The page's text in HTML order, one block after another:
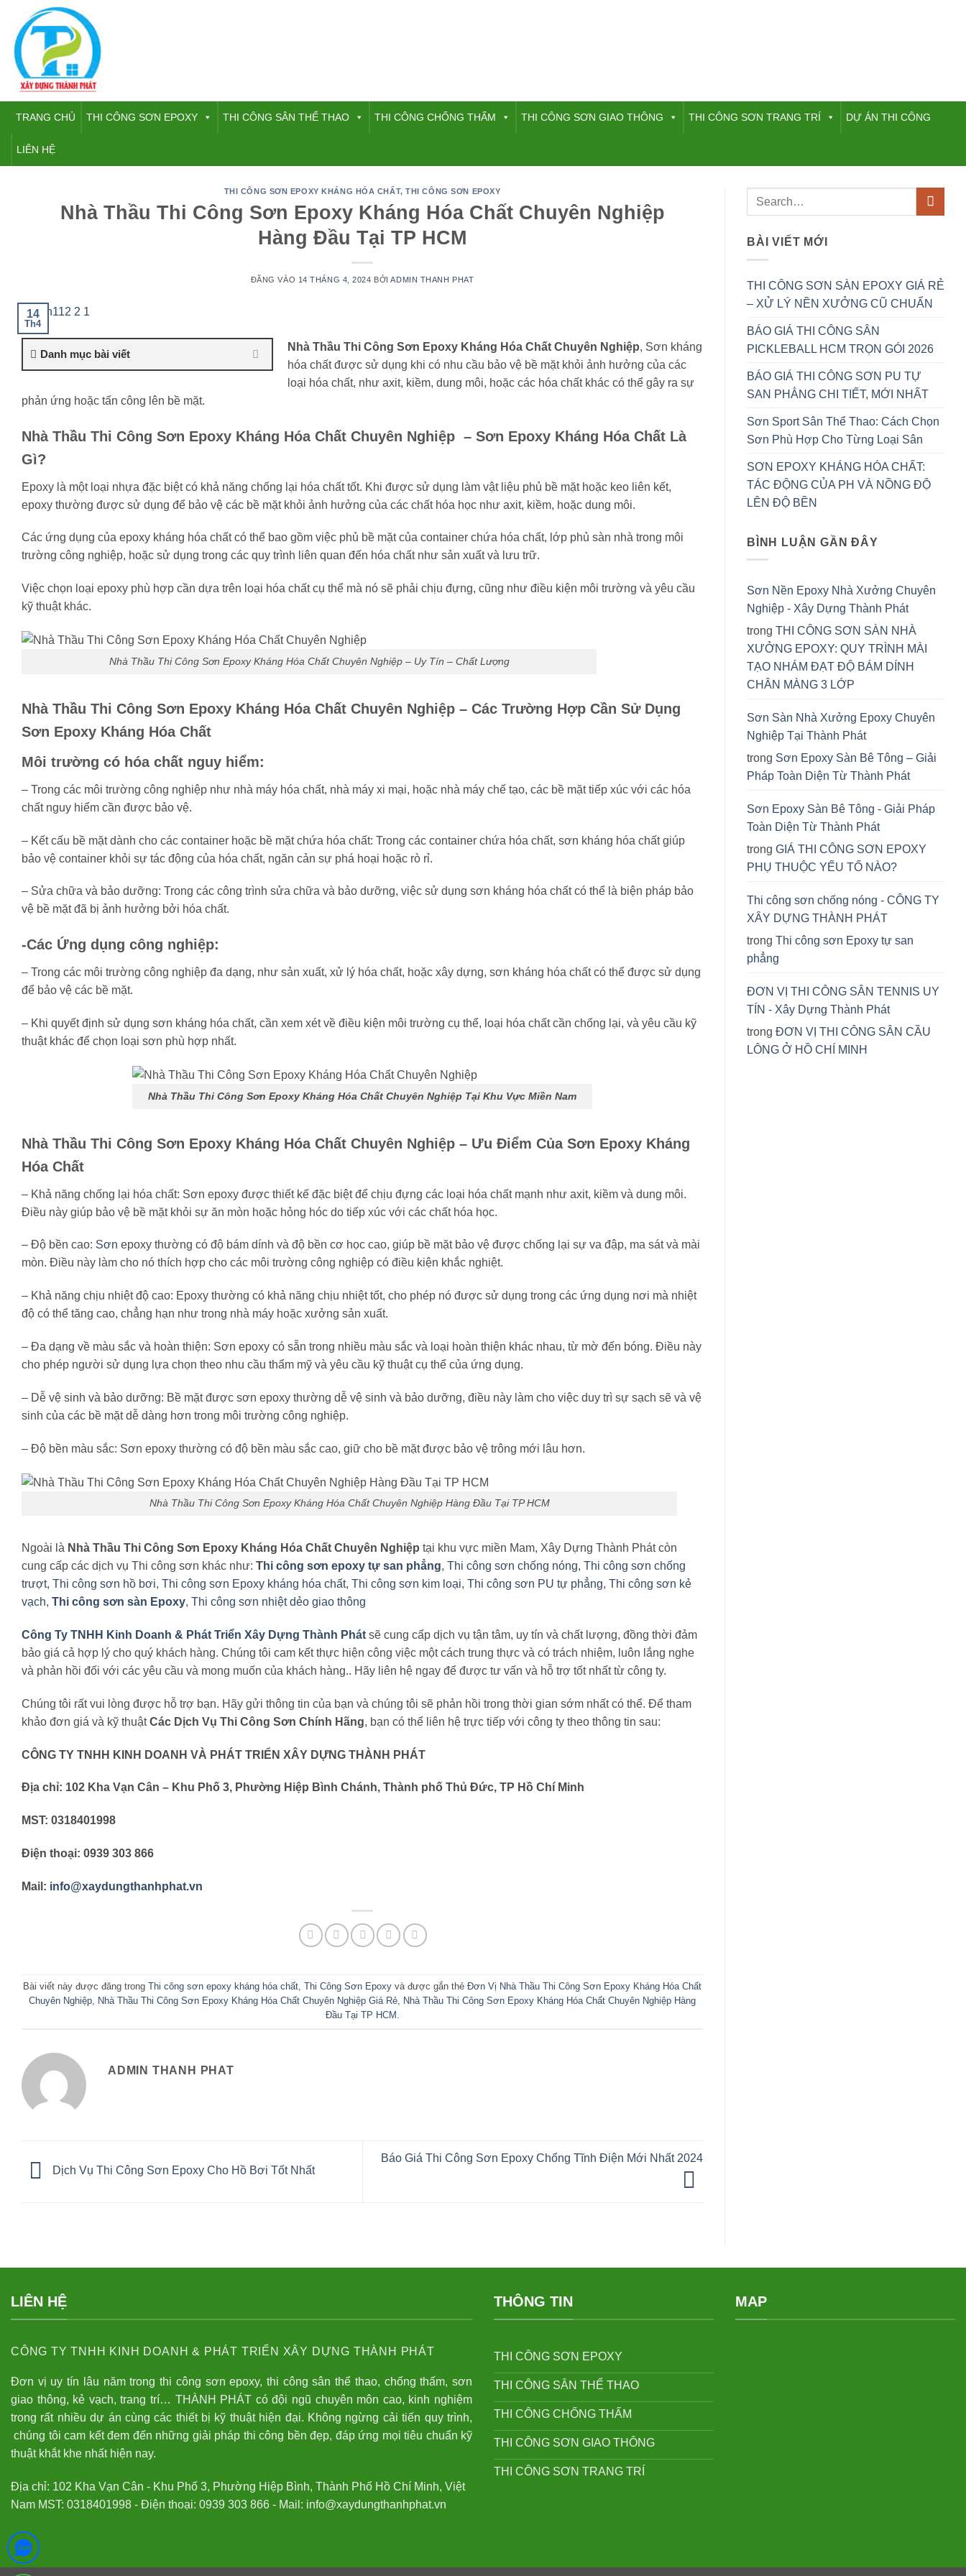
nội
dung
TRANG CHỦ THI CÔNG SƠN EPOXY THI CÔNG SÂN THỂ THAO THI CÔNG CHỐNG THẤM THI CÔNG SƠN GIAO THÔNG THI CÔNG SƠN TRANG TRÍ DỰ ÁN THI CÔNG
LIÊN HỆ
THI CÔNG SƠN EPOXY KHÁNG HÓA CHẤT,THI CÔNG SƠN EPOXY
Nhà Thầu Thi Công Sơn Epoxy Kháng Hóa Chất Chuyên Nghiệp
Hàng Đầu Tại TP HCM
ĐĂNG VÀO 14 THÁNG 4, 2024 BỞIADMIN THANH PHAT
14
Th4
Danh mục bài viết
Nhà Thầu Thi Công Sơn Epoxy Kháng Hóa Chất Chuyên Nghiệp, Sơn kháng
hóa chất được sử dụng khi có nhu cầu bảo vệ bề mặt khỏi ảnh hưởng của các
loại hóa chất, như axit, kiềm, dung môi, hoặc các hóa chất khác có thể gây ra sự
phản ứng hoặc tấn công lên bề mặt.
Nhà Thầu Thi Công Sơn Epoxy Kháng Hóa Chất Chuyên Nghiệp – Sơn Epoxy Kháng Hóa Chất Là
Gì?
Epoxy là một loại nhựa đặc biệt có khả năng chống lại hóa chất tốt. Khi được sử dụng làm vật liệu phủ bề mặt hoặc keo liên kết,
epoxy thường được sử dụng để bảo vệ các bề mặt khỏi ảnh hưởng của các chất hóa học như axit, kiềm, hoặc dung môi.
Các ứng dụng của epoxy kháng hóa chất có thể bao gồm việc phủ bề mặt của container chứa hóa chất, lớp phủ sàn nhà trong môi
trường công nghiệp, hoặc sử dụng trong các quy trình liên quan đến hóa chất như sản xuất và lưu trữ.
Việc chọn loại epoxy phù hợp cần dựa trên loại hóa chất cụ thể mà nó sẽ phải chịu đựng, cũng như điều kiện môi trường và yêu cầu
kỹ thuật khác.
Nhà Thầu Thi Công Sơn Epoxy Kháng Hóa Chất Chuyên Nghiệp – Uy Tín – Chất Lượng
Nhà Thầu Thi Công Sơn Epoxy Kháng Hóa Chất Chuyên Nghiệp – Các Trường Hợp Cần Sử Dụng
Sơn Epoxy Kháng Hóa Chất
Môi trường có hóa chất nguy hiểm:
– Trong các môi trường công nghiệp như nhà máy hóa chất, nhà máy xi mại, hoặc nhà máy chế tạo, các bề mặt tiếp xúc với các hóa
chất nguy hiểm cần được bảo vệ.
– Kết cấu bề mặt dành cho các container hoặc bề mặt chứa hóa chất: Trong các container chứa hóa chất, sơn kháng hóa chất giúp
bảo vệ container khỏi sự tác động của hóa chất, ngăn cản sự phá hoại hoặc rò rỉ.
– Sửa chữa và bảo dưỡng: Trong các công trình sửa chữa và bảo dưỡng, việc sử dụng sơn kháng hóa chất có thể là biện pháp bảo
vệ bề mặt đã bị ảnh hưởng bởi hóa chất.
-Các Ứng dụng công nghiệp:
– Trong các môi trường công nghiệp đa dạng, như sản xuất, xử lý hóa chất, hoặc xây dựng, sơn kháng hóa chất có thể được sử dụng
để bảo vệ các bề mặt.
– Khi quyết định sử dụng sơn kháng hóa chất, cần xem xét về điều kiện môi trường cụ thể, loại hóa chất cần chống lại, và yêu cầu kỹ
thuật khác để chọn loại sơn phù hợp nhất.
Nhà Thầu Thi Công Sơn Epoxy Kháng Hóa Chất Chuyên Nghiệp Tại Khu Vực Miền Nam
Nhà Thầu Thi Công Sơn Epoxy Kháng Hóa Chất Chuyên Nghiệp – Ưu Điểm Của Sơn Epoxy Kháng
Hóa Chất
– Khả năng chống lại hóa chất: Sơn epoxy được thiết kế đặc biệt để chịu đựng các loại hóa chất mạnh như axit, kiềm và dung môi.
Điều này giúp bảo vệ bề mặt khỏi sự ăn mòn hoặc hỏng hóc do tiếp xúc với các chất hóa học.
– Độ bền cao: Sơn epoxy thường có độ bám dính và độ bền cơ học cao, giúp bề mặt bảo vệ được chống lại sự va đập, ma sát và mài
mòn. Điều này làm cho nó thích hợp cho các môi trường công nghiệp có điều kiện khắc nghiệt.
– Khả năng chịu nhiệt độ cao: Epoxy thường có khả năng chịu nhiệt tốt, cho phép nó được sử dụng trong các ứng dụng nơi mà nhiệt
độ có thể tăng cao, chẳng hạn như trong nhà máy hoặc xưởng sản xuất.
– Đa dạng về màu sắc và hoàn thiện: Sơn epoxy có sẵn trong nhiều màu sắc và loại hoàn thiện khác nhau, từ mờ đến bóng. Điều này
cho phép người sử dụng lựa chọn theo nhu cầu thẩm mỹ và yêu cầu kỹ thuật cụ thể của ứng dụng.
– Dễ vệ sinh và bảo dưỡng: Bề mặt được sơn epoxy thường dễ vệ sinh và bảo dưỡng, điều này làm cho việc duy trì sự sạch sẽ và vệ
sinh của các bề mặt dễ dàng hơn trong môi trường công nghiệp.
– Độ bền màu sắc: Sơn epoxy thường có độ bền màu sắc cao, giữ cho bề mặt được bảo vệ trông mới lâu hơn.
Nhà Thầu Thi Công Sơn Epoxy Kháng Hóa Chất Chuyên Nghiệp Hàng Đầu Tại TP HCM
Ngoài là Nhà Thầu Thi Công Sơn Epoxy Kháng Hóa Chất Chuyên Nghiệp tại khu vực miền Mam, Xây Dựng Thành Phát còn
cung cấp các dịch vụ Thi công sơn khác như: Thi công sơn epoxy tự san phẳng, Thi công sơn chống nóng, Thi công sơn chống
trượt, Thi công sơn hồ bơi, Thi công sơn Epoxy kháng hóa chất, Thi công sơn kim loại, Thi công sơn PU tự phẳng, Thi công sơn kẻ
vạch, Thi công sơn sàn Epoxy, Thi công sơn nhiệt dẻo giao thông
Công Ty TNHH Kinh Doanh & Phát Triển Xây Dựng Thành Phát sẽ cung cấp dịch vụ tận tâm, uy tín và chất lượng, đồng thời đảm
bảo giá cả hợp lý cho quý khách hàng. Chúng tôi cam kết thực hiện công việc một cách trung thực và có trách nhiệm, luôn lắng nghe
và phản hồi đối với các yêu cầu và mong muốn của khách hàng.. Hãy liên hệ ngay để được tư vấn và hỗ trợ tốt nhất từ công ty.
Chúng tôi rất vui lòng được hỗ trợ bạn. Hãy gửi thông tin của bạn và chúng tôi sẽ phản hồi trong thời gian sớm nhất có thể. Để tham
khảo đơn giá và kỹ thuậtCác Dịch Vụ Thi Công Sơn Chính Hãng, bạn có thể liên hệ trực tiếp với công ty theo thông tin sau:
CÔNG TY TNHH KINH DOANH VÀ PHÁT TRIỂN XÂY DỰNG THÀNH PHÁT
Địa chỉ: 102 Kha Vạn Cân – Khu Phố 3, Phường Hiệp Bình Chánh, Thành phố Thủ Đức, TP Hồ Chí Minh
MST: 0318401998
Điện thoại: 0939 303 866
Mail: info@xaydungthanhphat.vn
Bài viết này được đăng trong Thi công sơn epoxy kháng hóa chất, Thi Công Sơn Epoxy và được gắn thẻ Đơn Vị Nhà Thầu Thi Công Sơn Epoxy Kháng Hóa Chất
Chuyên Nghiệp, Nhà Thầu Thi Công Sơn Epoxy Kháng Hóa Chất Chuyên Nghiệp Giá Rẻ, Nhà Thầu Thi Công Sơn Epoxy Kháng Hóa Chất Chuyên Nghiệp Hàng
Đầu Tại TP HCM .
ADMIN THANH PHAT
Dịch Vụ Thi Công Sơn Epoxy Cho Hồ Bơi Tốt Nhất
Báo Giá Thi Công Sơn Epoxy Chống Tĩnh Điện Mới Nhất 2024
BÀI VIẾT MỚI
THI CÔNG SƠN SÀN EPOXY GIÁ RẺ
– XỬ LÝ NỀN XƯỞNG CŨ CHUẨN
BÁO GIÁ THI CÔNG SÂN
PICKLEBALL HCM TRỌN GÓI 2026
BÁO GIÁ THI CÔNG SƠN PU TỰ
SAN PHẲNG CHI TIẾT, MỚI NHẤT
Sơn Sport Sân Thể Thao: Cách Chọn
Sơn Phù Hợp Cho Từng Loại Sân
SƠN EPOXY KHÁNG HÓA CHẤT:
TÁC ĐỘNG CỦA PH VÀ NỒNG ĐỘ
LÊN ĐỘ BỀN
BÌNH LUẬN GẦN ĐÂY
Sơn Nền Epoxy Nhà Xưởng Chuyên
Nghiệp - Xây Dựng Thành Phát
trong THI CÔNG SƠN SÀN NHÀ
XƯỞNG EPOXY: QUY TRÌNH MÀI
TẠO NHÁM ĐẠT ĐỘ BÁM DÍNH
CHÂN MÀNG 3 LỚP
Sơn Sàn Nhà Xưởng Epoxy Chuyên
Nghiệp Tại Thành Phát
trong Sơn Epoxy Sàn Bê Tông – Giải
Pháp Toàn Diện Từ Thành Phát
Sơn Epoxy Sàn Bê Tông - Giải Pháp
Toàn Diện Từ Thành Phát
trong GIÁ THI CÔNG SƠN EPOXY
PHỤ THUỘC YẾU TỐ NÀO?
Thi công sơn chống nóng - CÔNG TY
XÂY DỰNG THÀNH PHÁT
trong Thi công sơn Epoxy tự san
phẳng
ĐƠN VỊ THI CÔNG SÂN TENNIS UY
TÍN - Xây Dựng Thành Phát
trong ĐƠN VỊ THI CÔNG SÂN CẦU
LÔNG Ở HỒ CHÍ MINH
LIÊN HỆ
CÔNG TY TNHH KINH DOANH & PHÁT TRIỂN XÂY DỰNG THÀNH PHÁT
Đơn vị uy tín lâu năm trong thi công sơn epoxy, thi công sân thể thao, chống thấm, sơn
giao thông, kẻ vạch, trang trí… THÀNH PHÁT có đội ngũ chuyên môn cao, kinh nghiệm
trong rất nhiều dự án cùng các thiết bị kỹ thuật hiện đại. Không ngừng cải tiến quy trình,
chúng tôi cam kết đem đến những giải pháp thi công bền đẹp, đáp ứng mọi tiêu chuẩn kỹ
thuật khắt khe nhất hiện nay.
Địa chỉ: 102 Kha Vạn Cân - Khu Phố 3, Phường Hiệp Bình, Thành Phố Hồ Chí Minh, Việt
Nam MST: 0318401998 - Điện thoại: 0939 303 866 - Mail: info@xaydungthanhphat.vn
THÔNG TIN
THI CÔNG SƠN EPOXY
THI CÔNG SÂN THỂ THAO
THI CÔNG CHỐNG THẤM
THI CÔNG SƠN GIAO THÔNG
THI CÔNG SƠN TRANG TRÍ
MAP